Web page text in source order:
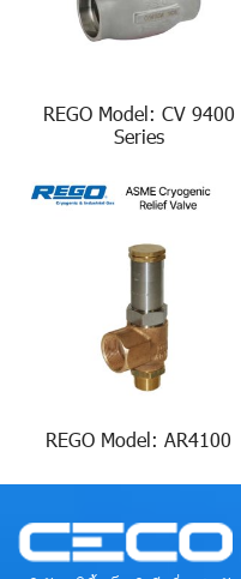
REGO Model: CV 9400
Series
REGO Model: AR4100